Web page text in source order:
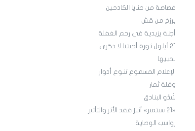
قصاصة من حنايا الكادحين
برزخ من قش
أجنة يزيدية في رحم الغفلة
21 أيلول ثورة أحيتنا لا ذكرى
نحييها
الإعلام المسموع تنوع أدوار
وقلة ثمار
شَدْو البنادق
«21 سبتمبر» أثيرٌ فقد الأثر والتأثير
رواسب الوصاية